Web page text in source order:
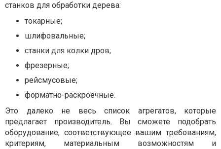
станков для обработки дерева:
токарные;
шлифовальные;
станки для колки дров;
фрезерные;
рейсмусовые;
форматно-раскроечные.
Это далеко не весь список агрегатов, которые
предлагает производитель. Вы сможете подобрать
оборудование, соответствующее вашим требованиям,
критериям, материальным возможностям и